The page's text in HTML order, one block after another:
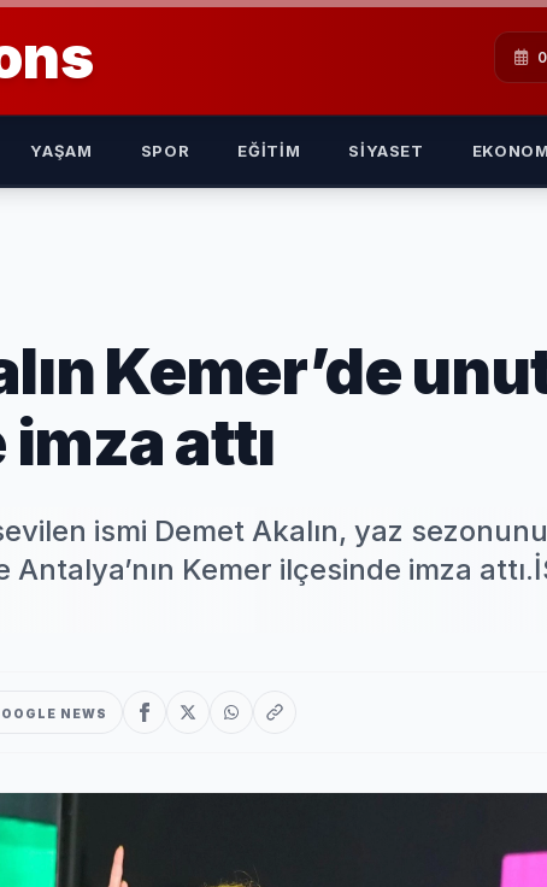
YAŞAM SPOR EĞITIM SIYASET
Kemer’de
attı
ismi Demet Akalın, yaz
Kemer ilçesinde imza
NEWS